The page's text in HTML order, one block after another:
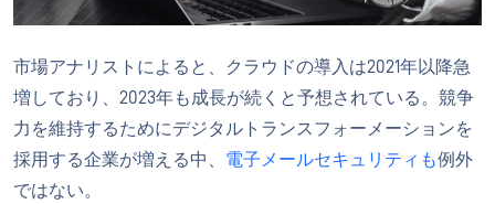
市場アナリストによると、クラウドの導入は2021年以降急
増しており、2023年も成長が続くと予想されている。競争
力を維持するためにデジタルトランスフォーメーションを
採用する企業が増える中、 電子メールセキュリティも例外
ではない。